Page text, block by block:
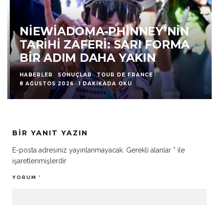
NIEWIADOMA-PHINNEY’NIN
TARIHI ZAFERI: SARI FORMA
BIR ADIM DAHA YAKIN
HABERLER SONUÇLAR TOUR DE FRANCE ·
8 AĞUSTOS 2026 · 1 DAKIKADA OKU
BIR YANIT YAZIN
E-posta adresiniz yayınlanmayacak. Gerekli alanlar * ile
işaretlenmişlerdir
YORUM *